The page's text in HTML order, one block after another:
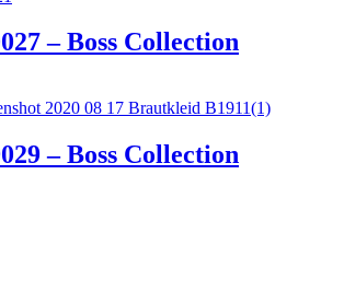
– Boss Collection
– Boss Collection